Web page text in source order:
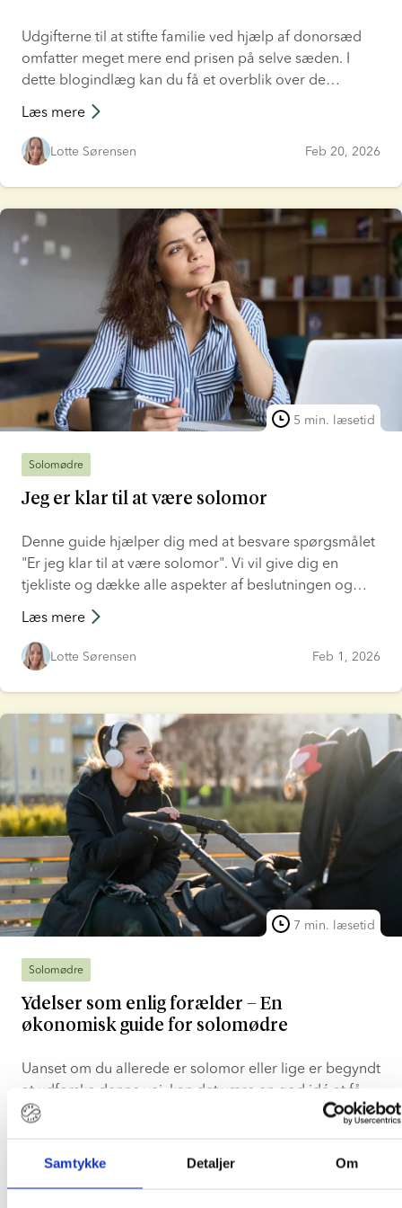
Samtykke Detaljer Om
Udgifterne til at stifte familie ved hjælp af donorsæd
omfatter meget mere end prisen på selve sæden. I
dette blogindlæg kan du få et overblik over de
udgifter, som du skal bruge penge til, når du forsøger
at få dit ønskebarn.
Læs mere
Lotte Sørensen Feb 20, 2026
5 min. læsetid
Solomødre
Jeg er klar til at være solomor
Denne guide hjælper dig med at besvare spørgsmålet
"Er jeg klar til at være solomor". Vi vil give dig en
tjekliste og dække alle aspekter af beslutningen og
fremtiden, før du vælger at få et barn på egen hånd,
såsom følelsesmæssig parathed, fertilitetsplanlægning,
økonomi, støtte, donorassisteret graviditet og praktisk
logistik.
Læs mere
Lotte Sørensen Feb 1, 2026
7 min. læsetid
Solomødre
Ydelser som enlig forælder – En
økonomisk guide for solomødre
Uanset om du allerede er solomor eller lige er begyndt
at udforske denne vej, kan det være en god idé at få
overblik over din økonomiske situation.